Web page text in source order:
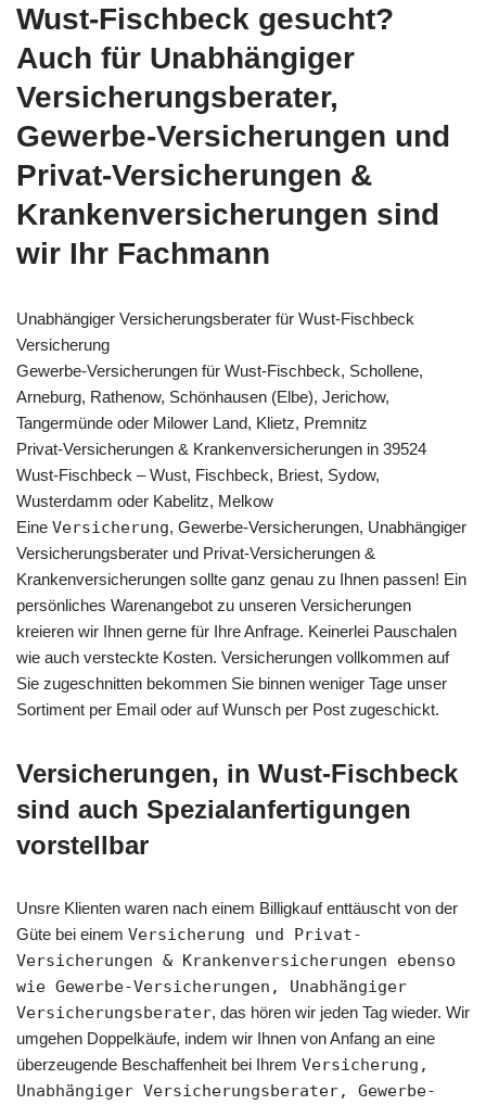
Wust-Fischbeck gesucht?
Auch für Unabhängiger
Versicherungsberater,
Gewerbe-Versicherungen und
Privat-Versicherungen &
Krankenversicherungen sind
wir Ihr Fachmann
Unabhängiger Versicherungsberater für Wust-Fischbeck
Versicherung
Gewerbe-Versicherungen für Wust-Fischbeck, Schollene,
Arneburg, Rathenow, Schönhausen (Elbe), Jerichow,
Tangermünde oder Milower Land, Klietz, Premnitz
Privat-Versicherungen & Krankenversicherungen in 39524
Wust-Fischbeck – Wust, Fischbeck, Briest, Sydow,
Wusterdamm oder Kabelitz, Melkow
Eine Versicherung, Gewerbe-Versicherungen, Unabhängiger
Versicherungsberater und Privat-Versicherungen &
Krankenversicherungen sollte ganz genau zu Ihnen passen! Ein
persönliches Warenangebot zu unseren Versicherungen
kreieren wir Ihnen gerne für Ihre Anfrage. Keinerlei Pauschalen
wie auch versteckte Kosten. Versicherungen vollkommen auf
Sie zugeschnitten bekommen Sie binnen weniger Tage unser
Sortiment per Email oder auf Wunsch per Post zugeschickt.
Versicherungen, in Wust-Fischbeck
sind auch Spezialanfertigungen
vorstellbar
Unsre Klienten waren nach einem Billigkauf enttäuscht von der
Güte bei einem Versicherung und Privat-
Versicherungen & Krankenversicherungen ebenso
wie Gewerbe-Versicherungen, Unabhängiger
Versicherungsberater, das hören wir jeden Tag wieder. Wir
umgehen Doppelkäufe, indem wir Ihnen von Anfang an eine
überzeugende Beschaffenheit bei Ihrem Versicherung,
Unabhängiger Versicherungsberater, Gewerbe-